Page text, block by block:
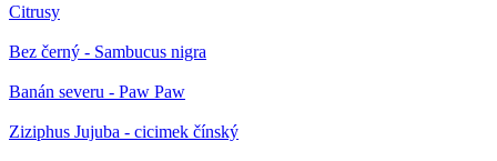
Citrusy
Bez černý - Sambucus nigra
Banán severu - Paw Paw
Ziziphus Jujuba - cicimek čínský